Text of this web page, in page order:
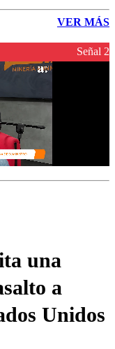
VER MÁS
Señal 2
una
a
Unidos